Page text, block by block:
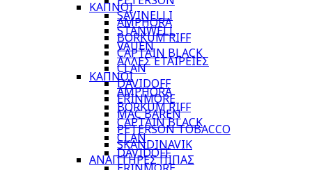
ΚΑΠΝΟΙ
AMPHORA
BORKUM RIFF
CAPTAIN BLACK
CLAN
DAVIDOFF
ERINMORE
MAC BAREN
PETERSON TOBACCO
SKANDINAVIK
ΑΝΑΠΤΗΡΕΣ ΠΙΠΑΣ
SAVINELLI
STANWELL
VAUEN
ΑΛΛΕΣ ΕΤΑΙΡΕΙΕΣ
ΚΑΠΝΟΙ
AMPHORA
BORKUM RIFF
CAPTAIN BLACK
CLAN
DAVIDOFF